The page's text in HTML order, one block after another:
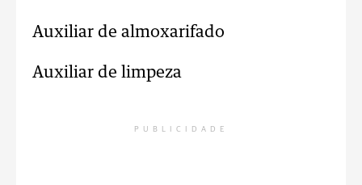
Auxiliar de almoxarifado
Auxiliar de limpeza
PUBLICIDADE